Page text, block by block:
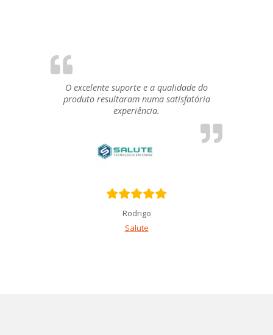
O excelente suporte e a qualidade do
produto resultaram numa satisfatória
experiência.
Rodrigo
Salute